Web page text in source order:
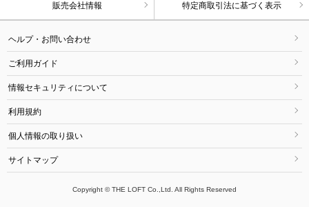
販売会社情報 特定商取引法に基づく表示
ヘルプ・お問い合わせ
ご利用ガイド
情報セキュリティについて
利用規約
個人情報の取り扱い
サイトマップ
Copyright © THE LOFT Co.,Ltd. All Rights Reserved